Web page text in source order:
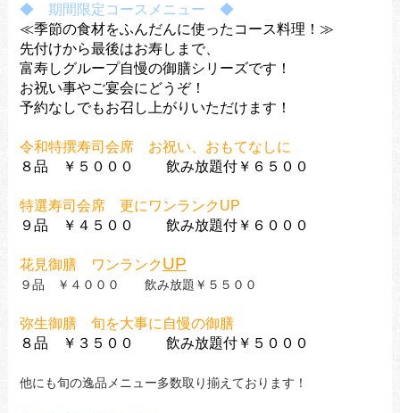
◆ 期間限定コースメニュー ◆
≪季節の食材をふんだんに使ったコース料理！≫
先付けから最後はお寿しまで、
富寿しグループ自慢の御膳シリーズです！
お祝い事やご宴会にどうぞ！
予約なしでもお召し上がりいただけます！
令和特撰寿司会席 お祝い、おもてなしに
８品 ￥５０００ 飲み放題付￥６５００
特選寿司会席 更にワンランクUP
９品 ￥４５００ 飲み放題付￥６０００
花見御膳 ワンランクUP
９品 ￥４０００ 飲み放題￥５５００
弥生御膳 旬を大事に自慢の御膳
８品 ￥３５００ 飲み放題付￥５０００
他にも旬の逸品メニュー多数取り揃えております！